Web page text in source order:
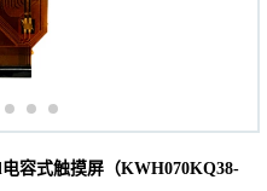
容式触摸屏（KWH070KQ38-